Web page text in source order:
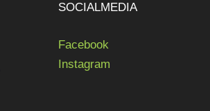
SOCIALMEDIA
Facebook
Instagram